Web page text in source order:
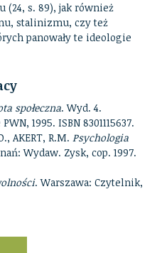
(24, s. 89), jak również
stalinizmu, czy też
panowały te ideologie
społeczna. Wyd. 4.
1995. ISBN 8301115637.
AKERT, R.M.Psychologia
Wydaw. Zysk, cop. 1997.
. Warszawa: Czytelnik,